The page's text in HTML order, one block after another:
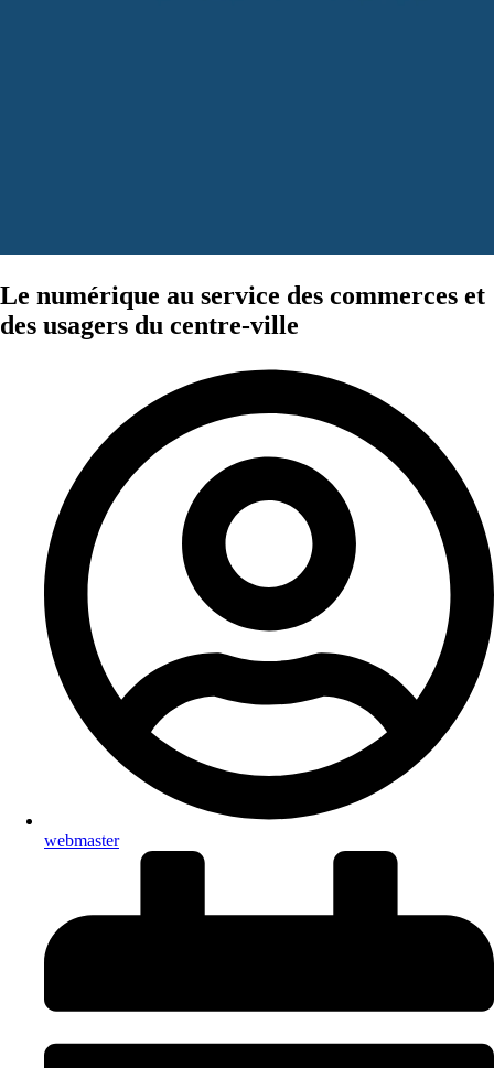
Le numérique au service des commerces et
des usagers du centre-ville
webmaster